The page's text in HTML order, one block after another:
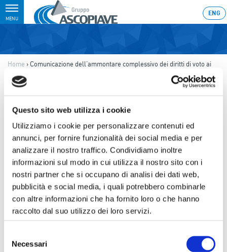
Questo sito web utilizza i cookie
Utilizziamo i cookie per personalizzare contenuti ed
annunci, per fornire funzionalità dei social media e per
analizzare il nostro traffico. Condividiamo inoltre
informazioni sul modo in cui utilizza il nostro sito con i
nostri partner che si occupano di analisi dei dati web,
pubblicità e social media, i quali potrebbero combinarle
con altre informazioni che ha fornito loro o che hanno
raccolto dal suo utilizzo dei loro servizi.
delNecessari
Toggle
navigation
MENU
ENG
Home › Comunicazione dell’ammontare complessivo dei diritti di voto ai
14 maggio 1999
Ultimo aggiornamento: 07/03/2022 17:46
COMUNICAZIONE
DELL’AMMONTARE
COMPLESSIVO DEI DIRITTI DI
VOTO AI SENSI DELL’ART. 85-
BIS, COMMA 4-BIS, DEL
REGOLAMENTO CONSOB
11971 DEL 14 MAGGIO 1999